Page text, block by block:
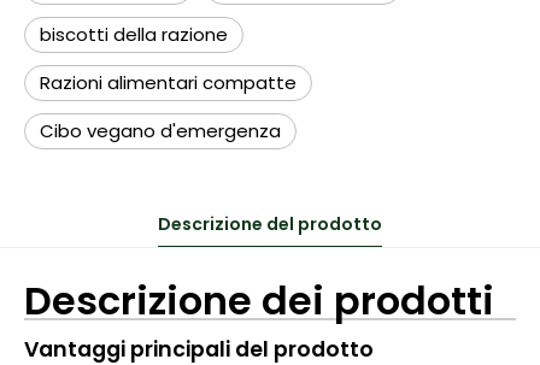
biscotti della razione
Razioni alimentari compatte
Cibo vegano d'emergenza
Descrizione del prodotto
Descrizione dei prodotti
Vantaggi principali del prodotto